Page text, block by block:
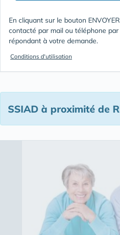
En cliquant sur le bouton
contacté par mail ou téléphone
répondant à votre demande.
Conditions d'utilisation
SSIAD à proximité de